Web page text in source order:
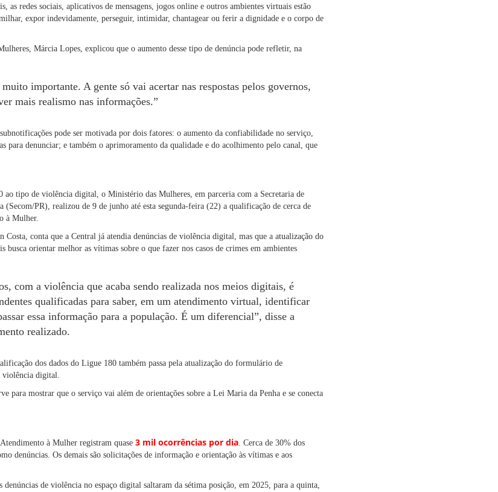
as redes sociais, aplicativos de mensagens, jogos online e outros ambientes virtuais estão
expor indevidamente, perseguir, intimidar, chantagear ou ferir a dignidade e o corpo de
Márcia Lopes, explicou que o aumento desse tipo de denúncia pode refletir, na
importante. A gente só vai acertar nas respostas pelos governos,
mais realismo nas informações.”
pode ser motivada por dois fatores: o aumento da confiabilidade no serviço,
para denunciar; e também o aprimoramento da qualidade e do acolhimento pelo canal, que
ao tipo de violência digital, o Ministério das Mulheres, em parceria com a Secretaria de
(Secom/PR), realizou de 9 de junho até esta segunda-feira (22) a qualificação de cerca de
à Mulher.
conta que a Central já atendia denúncias de violência digital, mas que a atualização do
busca orientar melhor as vítimas sobre o que fazer nos casos de crimes em ambientes
com a violência que acaba sendo realizada nos meios digitais, é
qualificadas para saber, em um atendimento virtual, identificar
essa informação para a população. É um diferencial”, disse a
realizado.
dos dados do Ligue 180 também passa pela atualização do formulário de
violência digital.
para mostrar que o serviço vai além de orientações sobre a Lei Maria da Penha e se conecta
à Mulher registram quase 3 mil ocorrências por dia. Cerca de 30% dos
denúncias. Os demais são solicitações de informação e orientação às vítimas e aos
denúncias de violência no espaço digital saltaram da sétima posição, em 2025, para a quinta,